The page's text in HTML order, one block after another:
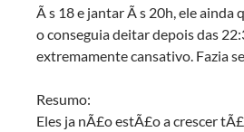
Ã s 18 e jantar Ã s 20h, ele ainda
o conseguia deitar depois das
extremamente cansativo. Fazia
Resumo:
Eles ja nÃ£o estÃ£o a crescer